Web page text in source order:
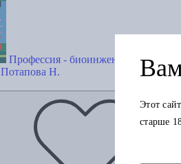
Профессия - биоинженер: От
Потапова Н.
Этот
старше